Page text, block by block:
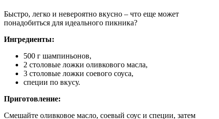
Быстро, легко и невероятно вкусно – что еще может
понадобиться для идеального пикника?
Ингредиенты:
500 г шампиньонов,
2 столовые ложки оливкового масла,
3 столовые ложки соевого соуса,
специи по вкусу.
Приготовление:
Смешайте оливковое масло, соевый соус и специи, затем